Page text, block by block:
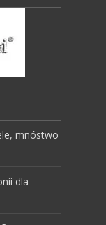
mnóstwo
dla